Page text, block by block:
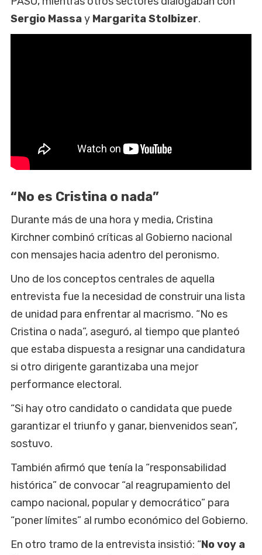
Sergio Massay Margarita Stolbizer.
“No es Cristina o nada”
Durante más de una hora y media, Cristina
Kirchner combinó críticas al Gobierno nacional
con mensajes hacia adentro del peronismo.
Uno de los conceptos centrales de aquella
entrevista fue la necesidad de construir una lista
de unidad para enfrentar al macrismo. “No es
Cristina o nada”, aseguró, al tiempo que planteó
que estaba dispuesta a resignar una candidatura
si otro dirigente garantizaba una mejor
performance electoral.
“Si hay otro candidato o candidata que puede
garantizar el triunfo y ganar, bienvenidos sean”,
sostuvo.
También afirmó que tenía la “responsabilidad
histórica” de convocar “al reagrupamiento del
campo nacional, popular y democrático” para
“poner límites” al rumbo económico del Gobierno.
En otro tramo de la entrevista insistió: “No voy a